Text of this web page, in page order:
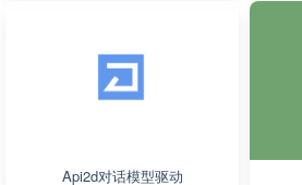
Api2d对话模型驱动